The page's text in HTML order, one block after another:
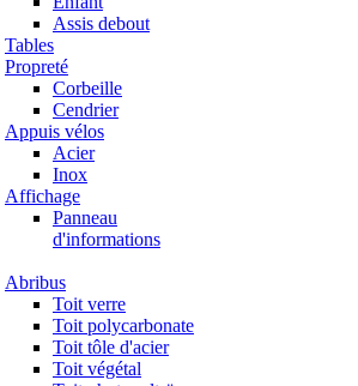
Assis debout
Tables
Propreté
Corbeille
Cendrier
Appuis vélos
Acier
Inox
Affichage
Panneau
d'informations
Abribus
Toit verre
Toit polycarbonate
Toit tôle d'acier
Toit végétal